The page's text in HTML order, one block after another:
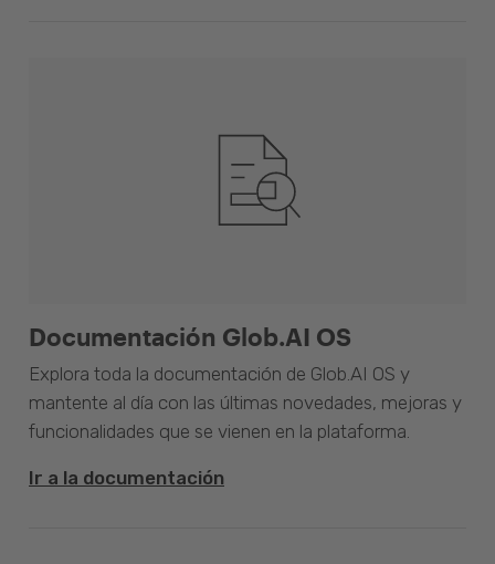
Documentación Glob.AI OS
Explora toda la documentación de Glob.AI OS y
mantente al día con las últimas novedades, mejoras y
funcionalidades que se vienen en la plataforma.
Ir a la documentación